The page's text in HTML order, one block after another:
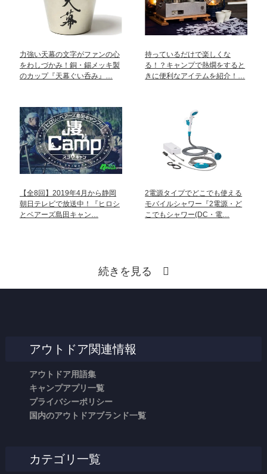
力強い天幕の文字がファンの心
をわしづかみ！銅・錫メッキ製
のカップ『天幕ぐい呑み』…
持っているだけで楽しくな
る！？キャンプで熱燗をすると
きに便利なアイテムを紹介！…
【全8回】2019年4月から静岡
朝日テレビで放送中！『ヒロシ
とベアーズ島田キャン…
2電源タイプでどこでも使える
モバイルシャワー『2電源・ど
こでもシャワー(DC・電…
続きを見る
アウトドア関連情報
アウトドア用語集
キャンプアプリ一覧
プライバシーポリシー
国内のアウトドアブランド一覧
カテゴリ一覧